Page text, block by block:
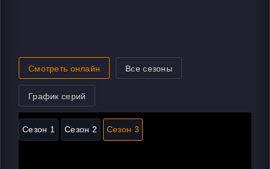
Смотреть онлайн Все сезоны
График серий
Сезон 1 Сезон 2 Сезон 3